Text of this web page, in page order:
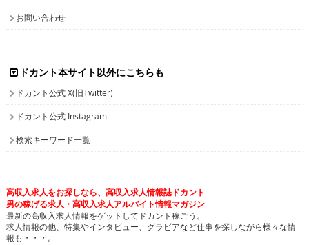
お問い合わせ
ドカント本サイト以外にこちらも
ドカント公式 X(旧Twitter)
ドカント公式 Instagram
検索キーワード一覧
高収入求人をお探しなら、高収入求人情報誌ドカント
男の稼げる求人・高収入求人アルバイト情報マガジン
最新の高収入求人情報をゲットしてドカント稼ごう。
求人情報の他、特集やインタビュー、グラビアなど仕事を探しながら様々な情
報も・・・。